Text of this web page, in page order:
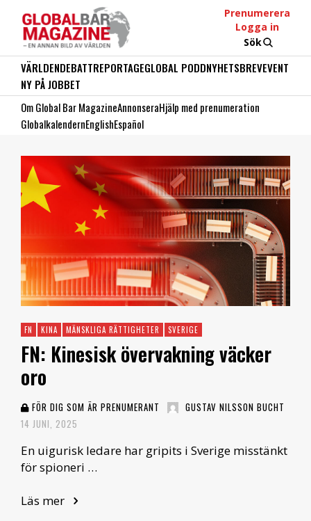
Prenumerera
Logga in
Sök
VÄRLDENDEBATTREPORTAGEGLOBAL PODDNYHETSBREVEVENT
NY PÅ JOBBET
Om Global Bar MagazineAnnonseraHjälp med prenumeration
GlobalkalendernEnglishEspañol
FN KINA MÄNSKLIGA RÄTTIGHETER SVERIGE
FN: Kinesisk övervakning väcker
oro
FÖR DIG SOM ÄR PRENUMERANT
GUSTAV NILSSON BUCHT
14 JUNI, 2025
En uigurisk ledare har gripits i Sverige misstänkt
för spioneri …
Läs mer